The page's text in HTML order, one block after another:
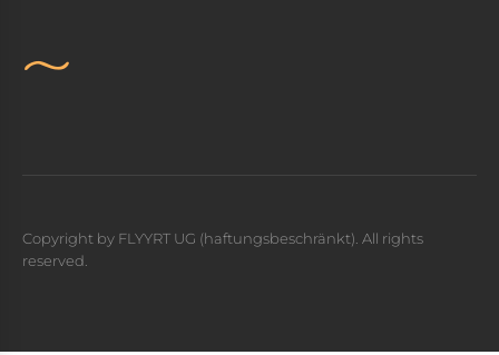
Copyright by FLYYRT UG (haftungsbeschränkt). All rights
reserved.